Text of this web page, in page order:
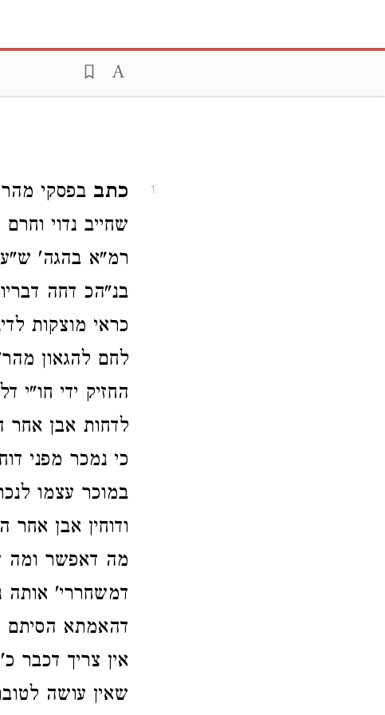
1 כתב בפסקי
שחייב נדוי
רמ"א בהגה' ש"ע
בנ"הכ דחה
כראי מוצקות
לחם להגאון
החזיק ידי
לדחות אבן אחר
כי נמכר מפני
במוכר עצמו
ודוחין אבן אחר
מה דאפשר ומה
דמשחררי' אותה
דהאמתא הסיתם
אין צריך דכבר
שאין עושה